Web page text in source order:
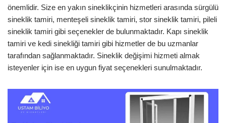
önemlidir. Size en yakın sineklikçinin hizmetleri arasında sürgülü
sineklik tamiri, menteşeli sineklik tamiri, stor sineklik tamiri, pileli
sineklik tamiri gibi seçenekler de bulunmaktadır. Kapı sineklik
tamiri ve kedi sinekliği tamiri gibi hizmetler de bu uzmanlar
tarafından sağlanmaktadır. Sineklik değişimi hizmeti almak
isteyenler için ise en uygun fiyat seçenekleri sunulmaktadır.